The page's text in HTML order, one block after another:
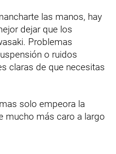
las manos, hay
dejar que los
Problemas
o ruidos
claras de que necesitas
solo empeora la
mucho más caro a largo